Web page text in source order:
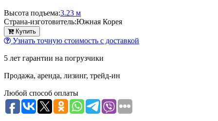
Высота подъема:3.23 м
Страна-изготовитель:Южная Корея
Купить
Узнать точную стоимость с доставкой
5 лет гарантии на погрузчики
Продажа, аренда, лизинг, трейд-ин
Любой способ оплаты